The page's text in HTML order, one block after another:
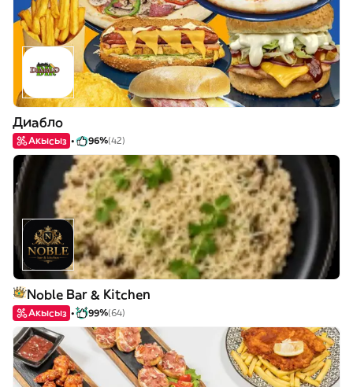
Диабло
Акысыз 96%(42)
Noble Bar & Kitchen
Акысыз 99%(64)